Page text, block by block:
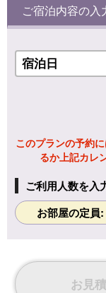
■広さ：１０畳
■定員：４名
□温水洗浄トイレ
□ドライヤー
□アメニティ(バ
歯ブラシ/くし・
ご宿泊内容の入
宿泊日
このプランの予約
るか上記カレ
ご利用人数を入
お部屋の定員
お見